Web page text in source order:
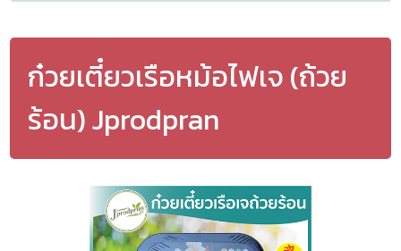
ก๋วยเตี๋ยวเรือหม้อไฟเจ (ถ้วย
ร้อน) Jprodpran